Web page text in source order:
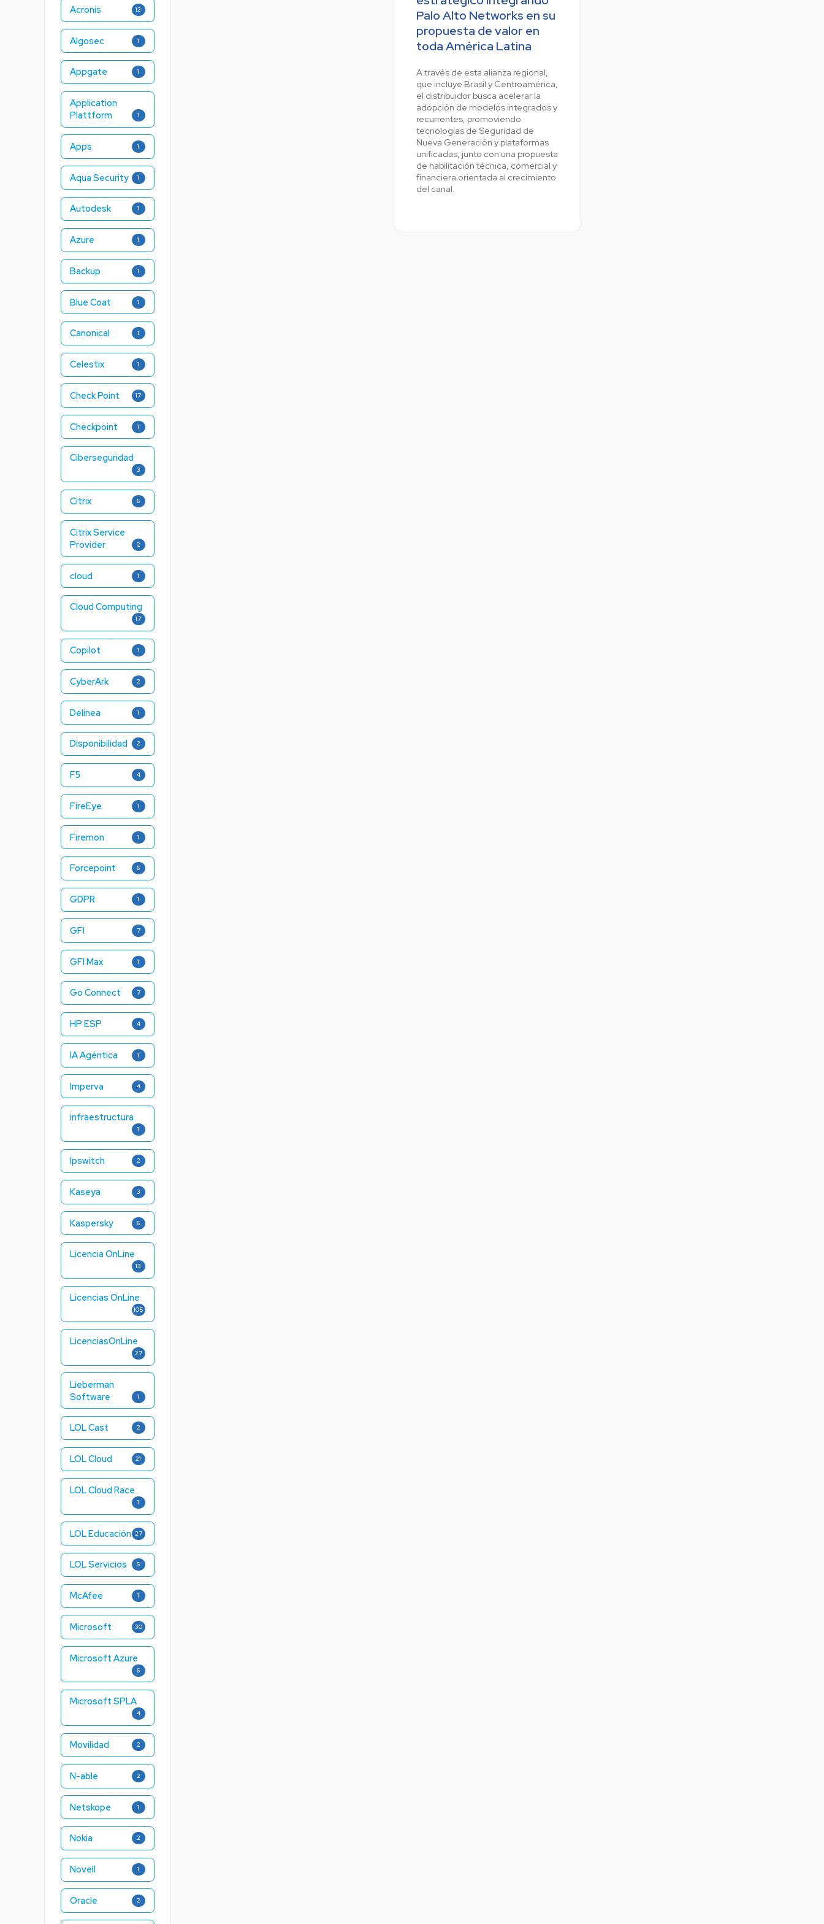
Ver todos los productos y soluciones
Acronis 12
Algosec 1
Appgate 1
Application
Plattform
1
Apps 1
Aqua Security 1
Autodesk 1
Azure 1
Backup 1
Blue Coat 1
Canonical 1
Celestix 1
Check Point 17
Checkpoint 1
Ciberseguridad
3
Citrix 6
Citrix Service
Provider
2
cloud 1
Cloud Computing
17
Copilot 1
CyberArk 2
Delinea 1
Disponibilidad 2
F5 4
FireEye 1
Firemon 1
Forcepoint 6
GDPR 1
GFI 7
GFI Max 1
Go Connect 7
HP ESP 4
IA Agéntica 1
Imperva 4
infraestructura
1
Ipswitch 2
Kaseya 3
Kaspersky 6
Licencia OnLine
13
Licencias OnLine
105
LicenciasOnLine
27
Lieberman
Software
1
LOL Cast 2
LOL Cloud 21
LOL Cloud Race
1
LOL Educación 27
LOL Servicios 5
McAfee 1
Microsoft 30
Microsoft Azure
6
Microsoft SPLA
4
Movilidad 2
N-able 2
Netskope 1
Nokia 2
Novell 1
Oracle 2
Palo Alto Networks en su
propuesta de valor en
toda América Latina
A través de esta alianza regional,
que incluye Brasil y Centroamérica,
el distribuidor busca acelerar la
adopción de modelos integrados y
recurrentes, promoviendo
tecnologías de Seguridad de
Nueva Generación y plataformas
unificadas, junto con una propuesta
de habilitación técnica, comercial y
financiera orientada al crecimiento
del canal.